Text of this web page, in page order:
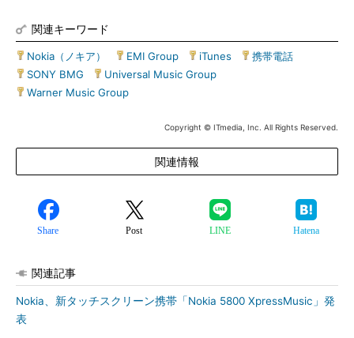
関連キーワード
Nokia（ノキア） EMI Group iTunes 携帯電話
SONY BMG
Universal Music Group
Warner Music Group
Copyright © ITmedia, Inc. All Rights Reserved.
関連情報
Share Post LINE Hatena
関連記事
Nokia、新タッチスクリーン携帯「Nokia 5800 XpressMusic」発
表